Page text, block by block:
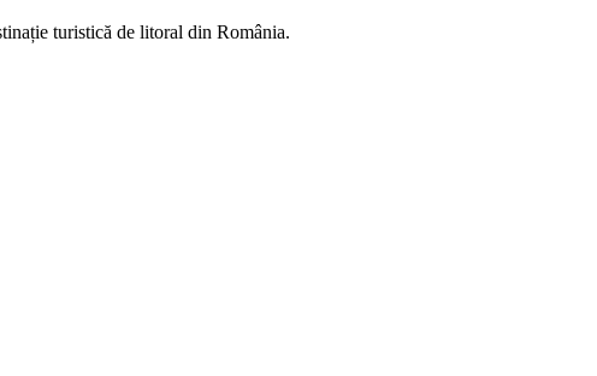
turistică de litoral din România.